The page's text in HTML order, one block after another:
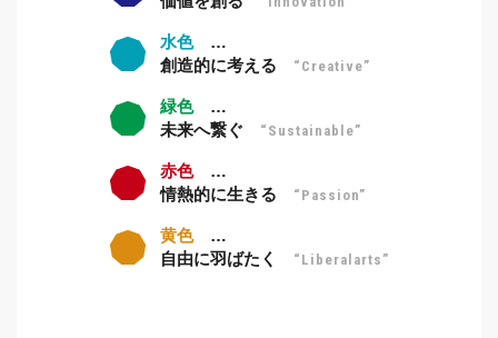
水色…
創造的に考える
“Creative”
緑色…
未来へ繋ぐ
“Sustainable”
赤色…
情熱的に生きる
“Passion”
黄色…
自由に羽ばたく
“Liberalarts”